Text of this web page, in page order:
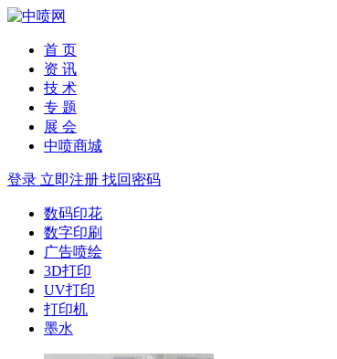
首 页
资 讯
技 术
专 题
展 会
中喷商城
登录 立即注册 找回密码
数码印花
数字印刷
广告喷绘
3D打印
UV打印
打印机
墨水